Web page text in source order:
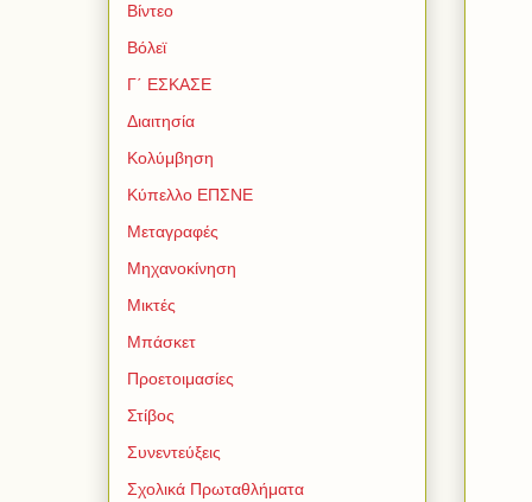
Βίντεο
Βόλεϊ
Γ΄ ΕΣΚΑΣΕ
Διαιτησία
Κολύμβηση
Κύπελλο ΕΠΣΝΕ
Μεταγραφές
Μηχανοκίνηση
Μικτές
Μπάσκετ
Προετοιμασίες
Στίβος
Συνεντεύξεις
Σχολικά Πρωταθλήματα